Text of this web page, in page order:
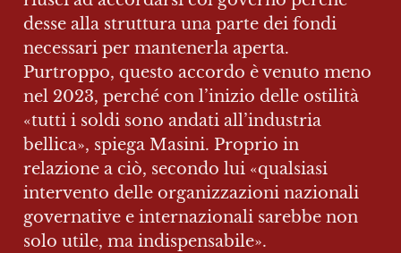
desse alla struttura una parte dei fondi
necessari per mantenerla aperta.
Purtroppo, questo accordo è venuto meno
nel 2023, perché con l’inizio delle ostilità
«tutti i soldi sono andati all’industria
bellica», spiega Masini. Proprio in
relazione a ciò, secondo lui «qualsiasi
intervento delle organizzazioni nazionali
governative e internazionali sarebbe non
solo utile, ma indispensabile».